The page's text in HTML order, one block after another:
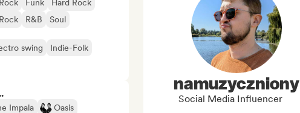
Funk
Hard Rock
R&B Soul
swing
Indie-Folk
Impala
Oasis
namuzyczniony
Social Media Influencer